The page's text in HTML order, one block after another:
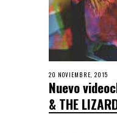
20 NOVIEMBRE, 2015
Nuevo
& THE